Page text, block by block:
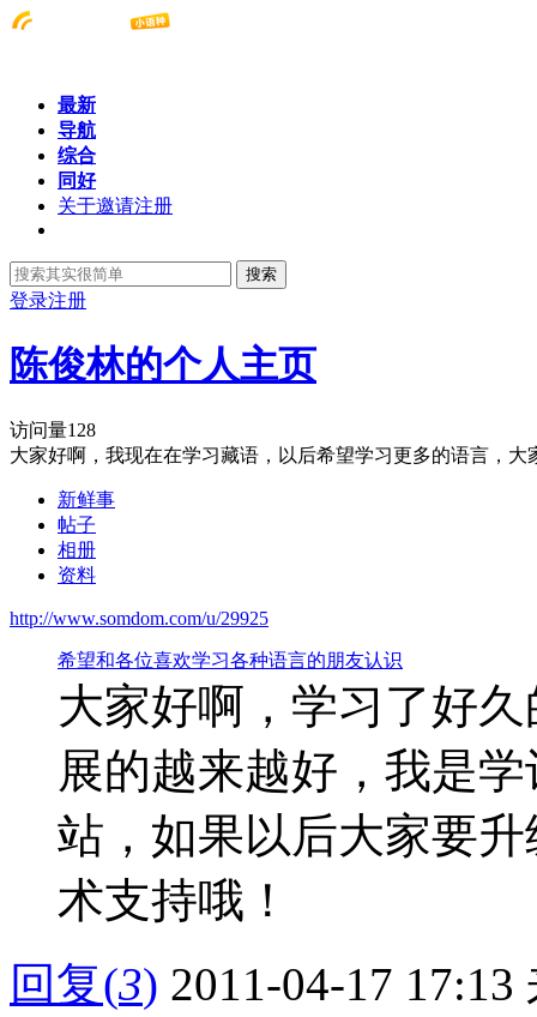
最新
导航
综合
同好
关于邀请注册
搜索
登录注册
陈俊林的个人主页
访问量128
大家好啊，我现在在学习藏语，以后希望学习更多的语言，大
新鲜事
帖子
相册
资料
http://www.somdom.com/u/29925
希望和各位喜欢学习各种语言的朋友认识
大家好啊，学习了好
展的越来越好，我是
站，如果以后大家要
术支持哦！
回复(3) 2011-04-17 17:13